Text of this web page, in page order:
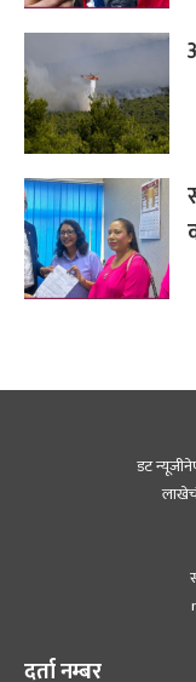
डट
दर्ता नम्बर